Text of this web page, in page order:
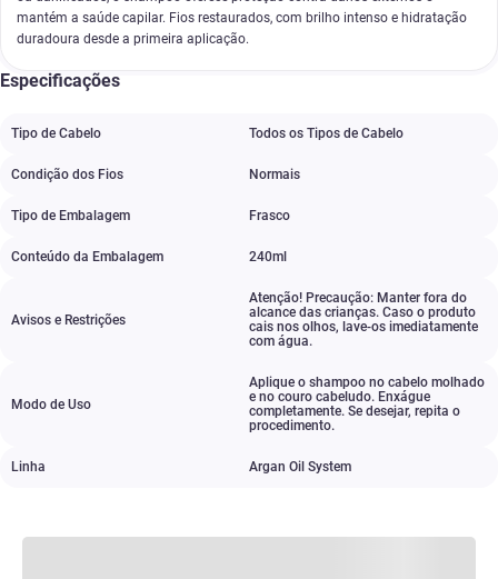
mantém a saúde capilar. Fios restaurados, com brilho intenso e hidratação
duradoura desde a primeira aplicação.
Especificações
Tipo de Cabelo Todos os Tipos de Cabelo
Condição dos Fios Normais
Tipo de Embalagem Frasco
Conteúdo da Embalagem 240ml
Avisos e Restrições
Atenção! Precaução: Manter fora do
alcance das crianças. Caso o produto
cais nos olhos, lave-os imediatamente
com água.
Modo de Uso
Aplique o shampoo no cabelo molhado
e no couro cabeludo. Enxágue
completamente. Se desejar, repita o
procedimento.
Linha Argan Oil System